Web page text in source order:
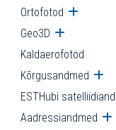
Ortofotod Ava
Geo3D Ava
Kaldaerofotod
Kõrgusandmed
ESTHubi
Aadressiandmed